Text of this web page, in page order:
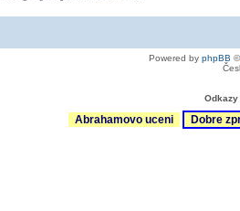
Powered by phpBB
Abrahamovo uceni Dobre